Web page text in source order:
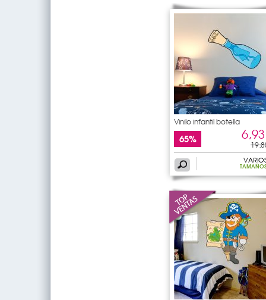
Vinilo infantil botella
65%